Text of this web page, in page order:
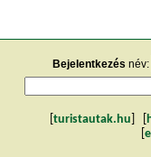
Bejelentkezés név:
turistautak.hu